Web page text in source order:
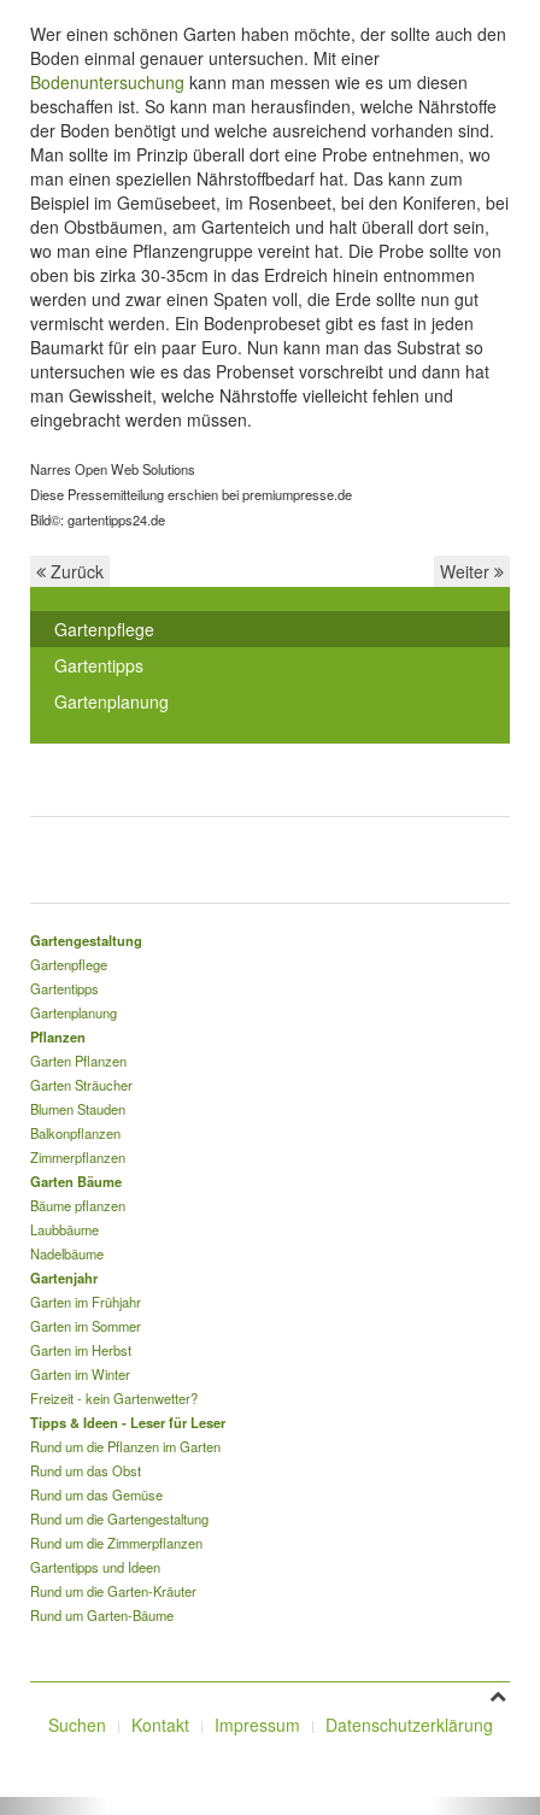
Wer einen schönen Garten haben möchte, der sollte auch den
Boden einmal genauer untersuchen. Mit einer
Bodenuntersuchung kann man messen wie es um diesen
beschaffen ist. So kann man herausfinden, welche Nährstoffe
der Boden benötigt und welche ausreichend vorhanden sind.
Man sollte im Prinzip überall dort eine Probe entnehmen, wo
man einen speziellen Nährstoffbedarf hat. Das kann zum
Beispiel im Gemüsebeet, im Rosenbeet, bei den Koniferen, bei
den Obstbäumen, am Gartenteich und halt überall dort sein,
wo man eine Pflanzengruppe vereint hat. Die Probe sollte von
oben bis zirka 30-35cm in das Erdreich hinein entnommen
werden und zwar einen Spaten voll, die Erde sollte nun gut
vermischt werden. Ein Bodenprobeset gibt es fast in jeden
Baumarkt für ein paar Euro. Nun kann man das Substrat so
untersuchen wie es das Probenset vorschreibt und dann hat
man Gewissheit, welche Nährstoffe vielleicht fehlen und
eingebracht werden müssen.
Narres Open Web Solutions
Diese Pressemitteilung erschien bei premiumpresse.de
Bild©: gartentipps24.de
Zurück Weiter
Gartenpflege
Gartentipps
Gartenplanung
Gartengestaltung
Gartenpflege
Gartentipps
Gartenplanung
Pflanzen
Garten Pflanzen
Garten Sträucher
Blumen Stauden
Balkonpflanzen
Zimmerpflanzen
Garten Bäume
Bäume pflanzen
Laubbäume
Nadelbäume
Gartenjahr
Garten im Frühjahr
Garten im Sommer
Garten im Herbst
Garten im Winter
Freizeit - kein Gartenwetter?
Tipps & Ideen - Leser für Leser
Rund um die Pflanzen im Garten
Rund um das Obst
Rund um das Gemüse
Rund um die Gartengestaltung
Rund um die Zimmerpflanzen
Gartentipps und Ideen
Rund um die Garten-Kräuter
Rund um Garten-Bäume
Suchen Kontakt Impressum Datenschutzerklärung